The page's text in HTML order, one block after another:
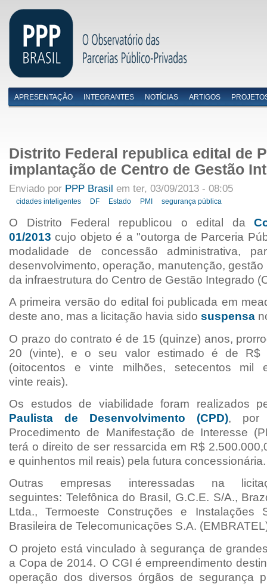
Menu primário
APRESENTAÇÃO INTEGRANTES NOTÍCIAS ARTIGOS
Distrito Federal republica edital de
implantação de Centro de Gestão
Enviado por PPP Brasil em ter, 03/09/2013 - 08:05
cidades inteligentes DF Estado PMI segurança pública
O Distrito Federal republicou o edital da
01/2013 cujo objeto é a "outorga de Parceria
modalidade de concessão administrativa,
desenvolvimento, operação, manutenção,
da infraestrutura do Centro de Gestão Integrado
A primeira versão do edital foi publicada em
deste ano, mas a licitação havia sido suspensa
O prazo do contrato é de 15 (quinze) anos,
20 (vinte), e o seu valor estimado é de R$
(oitocentos e vinte milhões, setecentos mil
vinte reais).
Os estudos de viabilidade foram realizados
Paulista de Desenvolvimento (CPD), por
Procedimento de Manifestação de Interesse
terá o direito de ser ressarcida em R$
e quinhentos mil reais) pela futura
Outras empresas interessadas na
seguintes: Telefônica do Brasil, G.C.E. S/A.,
Ltda., Termoeste Construções e
Brasileira de Telecomunicações S.A.
O projeto está vinculado à segurança de
a Copa de 2014. O CGI é empreendimento
operação dos diversos órgãos de segurança